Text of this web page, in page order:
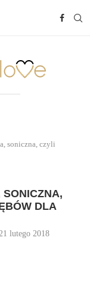
soniczna, czyli
DLA
lutego 2018